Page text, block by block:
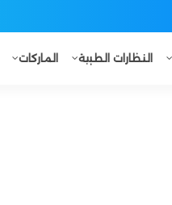
النظارات الطبية الماركات